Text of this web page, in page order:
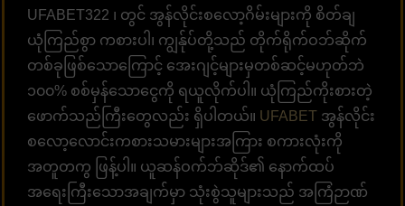
UFABET322 ၊ တွင် အွန်လိုင်းစလော့ဂိမ်းများကို စိတ်ချ
ယုံကြည်စွာ ကစားပါ၊ ကျွန်ုပ်တို့သည် တိုက်ရိုက်ဝဘ်ဆိုက်
တစ်ခုဖြစ်သောကြောင့် အေးဂျင့်များမှတစ်ဆင့်မဟုတ်ဘဲ
၁၀၀% စစ်မှန်သောငွေကို ရယူလိုက်ပါ။ ယုံကြည်ကိုးစားတဲ့
ဖောက်သည်ကြီးတွေလည်း ရှိပါတယ်။ UFABET အွန်လိုင်း
စလော့လောင်းကစားသမားများအကြား စကားလုံးကို
အတူတကွ ဖြန့်ပါ။ ယူဆန်ဝက်ဘ်ဆိုဒ်၏ နောက်ထပ်
အရေးကြီးသောအချက်မှာ သုံးစွဲသူများသည် အကြံဉာဏ်